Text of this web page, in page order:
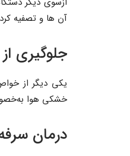
آن ها و تصفیه
جلوگیری
یکی دیگر از
خشکی هوا
درمان